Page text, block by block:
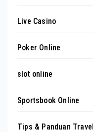
Live Casino
Poker Online
slot online
Sportsbook Online
Tips & Panduan Travel